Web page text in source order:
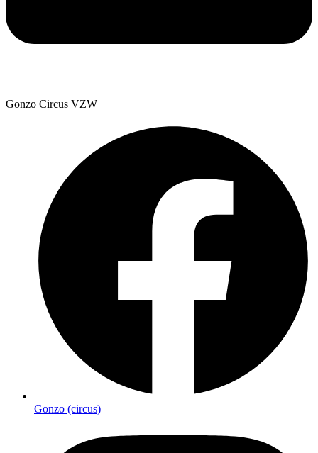
Gonzo Circus VZW
Gonzo (circus)